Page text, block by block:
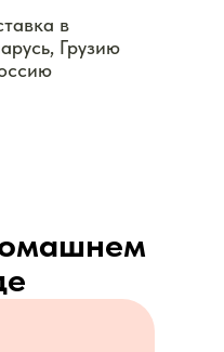
в
Грузию